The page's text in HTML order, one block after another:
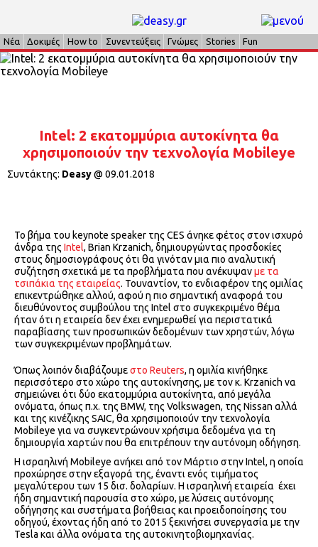
Νέα Δοκιμές How to Συνεντεύξεις Γνώμες Stories Fun
Intel: 2 εκατομμύρια αυτοκίνητα θα
χρησιμοποιούν την τεχνολογία Mobileye
Συντάκτης: Deasy@ 09.01.2018
Το βήμα του keynote speaker της CES άνηκε φέτος στον ισχυρό
άνδρα της Intel, Brian Krzanich, δημιουργώντας προσδοκίες
στους δημοσιογράφους ότι θα γινόταν μια πιο αναλυτική
συζήτηση σχετικά με τα προβλήματα που ανέκυψανμε τα
τσιπάκια της εταιρείας. Τουναντίον, το ενδιαφέρον της ομιλίας
επικεντρώθηκε αλλού, αφού η πιο σημαντική αναφορά του
διευθύνοντος συμβούλου της Intel στο συγκεκριμένο θέμα
ήταν ότι η εταιρεία δεν έχει ενημερωθεί για περιστατικά
παραβίασης των προσωπικών δεδομένων των χρηστών, λόγω
των συγκεκριμένων προβλημάτων.
Όπως λοιπόν διαβάζουμεστο Reuters, η ομιλία κινήθηκε
περισσότερο στο χώρο της αυτοκίνησης, με τον κ. Krzanich να
σημειώνει ότι δύο εκατομμύρια αυτοκίνητα, από μεγάλα
ονόματα, όπως π.χ. της BMW, της Volkswagen, της Nissan αλλά
και της κινέζικης SAIC, θα χρησιμοποιούν την τεχνολογία
Mobileye για να συγκεντρώνουν χρήσιμα δεδομένα για τη
δημιουργία χαρτών που θα επιτρέπουν την αυτόνομη οδήγηση.
Η ισραηλινή Mobileye ανήκει από τον Μάρτιο στην Intel, η οποία
προχώρησε στην εξαγορά της, έναντι ενός τιμήματος
μεγαλύτερου των 15 δισ. δολαρίων. Η ισραηλινή εταιρεία έχει
ήδη σημαντική παρουσία στο χώρο, με λύσεις αυτόνομης
οδήγησης και συστήματα βοήθειας και προειδοποίησης του
οδηγού, έχοντας ήδη από το 2015 ξεκινήσει συνεργασία με την
Tesla και άλλα ονόματα της αυτοκινητοβιομηχανίας.